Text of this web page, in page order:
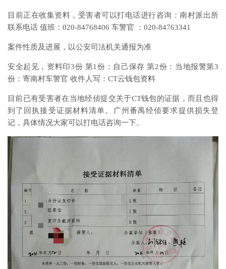
目前正在收集资料，受害者可以打电话进行咨询：南村派出所
联系电话 值班：020-84768406 车警官 ：020-84763341
案件性质及进展，以公安司法机关通报为准
安全起见，资料印3份 第1份：自己保存 第2份：当地报警第3
份：寄南村车警官 收件人写：CT云钱包资料
目前已有受害者在当地经侦提交关于CT钱包的证据，而且也得
到了回执接受证据材料清单。广州番禺经侦要求提供损失登
记，具体情况大家可以打电话咨询一下。